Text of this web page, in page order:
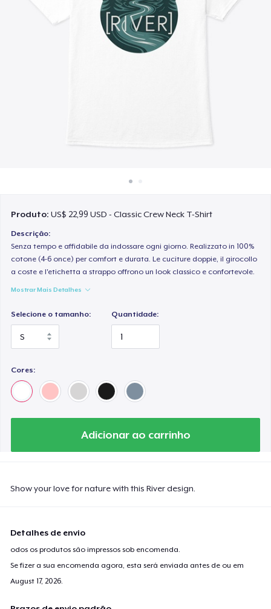
Venda em todo lugar
Venda qualquer coisa
Produto:US$ 22,99 USD - Classic Crew Neck T-Shirt
Descrição:
Senza tempo e affidabile da indossare ogni giorno. Realizzato in 100%
cotone (4-6 once) per comfort e durata. Le cuciture doppie, il girocollo
a coste e l'etichetta a strappo offrono un look classico e confortevole.
Mostrar Mais Detalhes
Selecione o tamanho: Quantidade:
Cores:
Adicionar ao carrinho
Show your love for nature with this River design.
Detalhes de envio
odos os produtos são impressos sob encomenda.
Se fizer a sua encomenda agora, esta será enviada antes de ou em
August 17, 2026